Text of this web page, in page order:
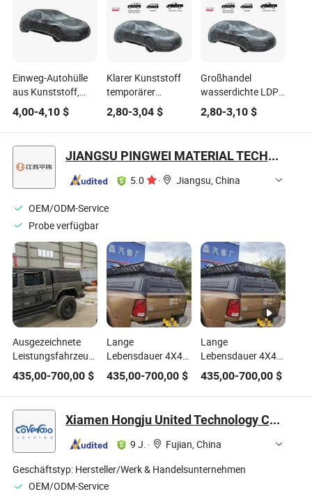
Einweg-Autohülle
aus Kunststoff,
wasserdichte
Autoabdeckung
4,00-4,10 $
Klarer Kunststoff
temporärer
universeller Einweg-
Autodeckel
2,80-3,04$
Großhandel
wasserdichte LDPE
für den Schutz von
Autos
2,80-3,10$
JIANGSU PINGWEI MATERIAL TECHNOLOGY CO.,LTD
5.0 · Jiangsu, China
OEM/ODM-Service
Probe verfügbar
Ausgezeichnete
Leistungsfahrzeugabdeckungszubehör
4X4 Pickup-Truck-
Bettkappe-Canopy-
Topper für Jeep
Gladiator
435,00-700,00 $
Lange
Lebensdauer 4X4
Lkw-
Autodeckenteile für
Dodge Rams 3500
Einzelreihe
435,00-700,00$
Lange
Lebensdauer 4X4
Kastenwagenplane
Teile für Dodge
Rams 3500
Einzelreihe
435,00-700,00$
Xiamen Hongju United Technology Co., Ltd.
9 J. ·
Fujian, China
Geschäftstyp: Hersteller/Werk & Handelsunternehmen
OEM/ODM-Service